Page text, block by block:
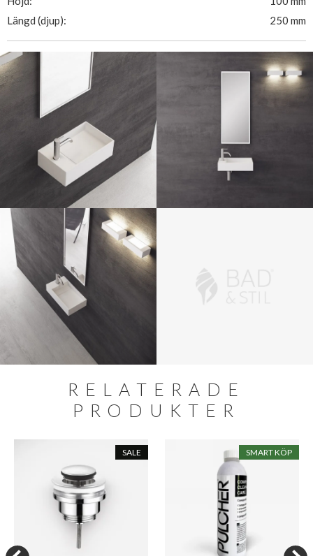
Längd (djup):
250 mm
RELATERADE
PRODUKTER
SALE SMART KÖP